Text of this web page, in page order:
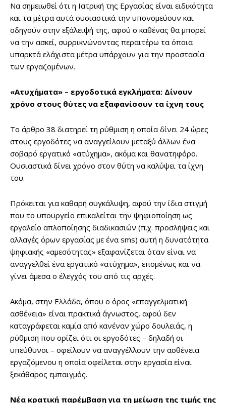
Να σημειωθεί ότι η Ιατρική της Εργασίας είναι ειδικότητα
και τα μέτρα αυτά ουσιαστικά την υπονομεύουν και
οδηγούν στην εξάλειψή της, αφού ο καθένας θα μπορεί
να την ασκεί, συρρικνώνοντας περαιτέρω τα όποια
υπαρκτά ελάχιστα μέτρα υπάρχουν για την προστασία
των εργαζομένων.
«Ατυχήματα» – εργοδοτικά εγκλήματα: Δίνουν
χρόνο στους θύτες να εξαφανίσουν τα ίχνη τους
Το άρθρο 38 διατηρεί τη ρύθμιση η οποία δίνει 24 ώρες
στους εργοδότες να αναγγείλουν μεταξύ άλλων ένα
σοβαρό εργατικό «ατύχημα», ακόμα και θανατηφόρο.
Ουσιαστικά δίνει χρόνο στον θύτη να καλύψει τα ίχνη
του.
Πρόκειται για καθαρή συγκάλυψη, αφού την ίδια στιγμή
που το υπουργείο επικαλείται την ψηφιοποίηση ως
εργαλείο απλοποίησης διαδικασιών (π.χ. προσλήψεις και
αλλαγές όρων εργασίας με ένα sms) αυτή η δυνατότητα
ψηφιακής «αμεσότητας» εξαφανίζεται όταν είναι να
αναγγελθεί ένα εργατικό «ατύχημα», επομένως και να
γίνει άμεσα ο έλεγχός του από τις αρχές.
Ακόμα, στην Ελλάδα, όπου ο όρος «επαγγελματική
ασθένεια» είναι πρακτικά άγνωστος, αφού δεν
καταγράφεται καμία από κανέναν χώρο δουλειάς, η
ρύθμιση που ορίζει ότι οι εργοδότες – δηλαδή οι
υπεύθυνοι – οφείλουν να αναγγέλλουν την ασθένεια
εργαζόμενου η οποία οφείλεται στην εργασία είναι
ξεκάθαρος εμπαιγμός.
Νέα κρατική παρέμβαση για τη μείωση της τιμής της